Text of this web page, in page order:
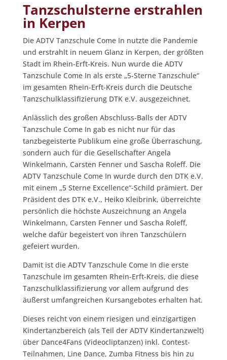
Tanzschulsterne erstrahlen
in Kerpen
Die ADTV Tanzschule Come In nutzte die Pandemie
und erstrahlt in neuem Glanz in Kerpen, der größten
Stadt im Rhein-Erft-Kreis. Nun wurde die ADTV
Tanzschule Come In als erste „5-Sterne Tanzschule“
im gesamten Rhein-Erft-Kreis durch die Deutsche
Tanzschulklassifizierung DTK e.V. ausgezeichnet.
Anlässlich des großen Abschluss-Balls der ADTV
Tanzschule Come In gab es nicht nur für das
tanzbegeisterte Publikum eine große Überraschung,
sondern auch für die Gesellschafter Angela
Winkelmann, Carsten Fenner und Sascha Roleff. Die
ADTV Tanzschule Come In wurde durch den DTK e.V.
mit einem „5 Sterne Excellence“-Schild prämiert. Der
Präsident des DTK e.V., Heiko Kleibrink, überreichte
persönlich die höchste Auszeichnung an Angela
Winkelmann, Carsten Fenner und Sascha Roleff,
welche dafür begeistert von ihren Tanzschülern
gefeiert wurden.
Damit ist die ADTV Tanzschule Come In die erste
Tanzschule im gesamten Rhein-Erft-Kreis, die diese
Tanzschulklassifizierung vor allem aufgrund des
äußerst umfangreichen Kursangebotes erhalten hat.
Dieses reicht von einem riesigen und einzigartigen
Kindertanzbereich (als Teil der ADTV Kindertanzwelt)
über Dance4Fans (Videocliptanzen) inkl. Contest-
Teilnahmen, Line Dance, Zumba Fitness bis hin zu